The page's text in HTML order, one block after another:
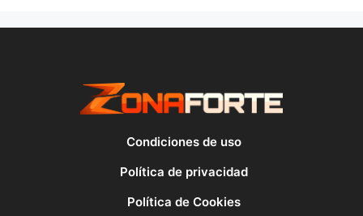
Condiciones de uso
Política de privacidad
Política de Cookies